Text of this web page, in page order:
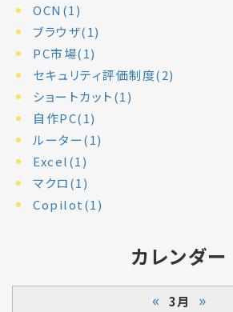
OCN(1)
ブラウザ(1)
PC市場(1)
セキュリティ評価制度(2)
ショートカット(1)
自作PC(1)
ルーター(1)
Excel(1)
マクロ(1)
Copilot(1)
カレンダー
« 3月 »